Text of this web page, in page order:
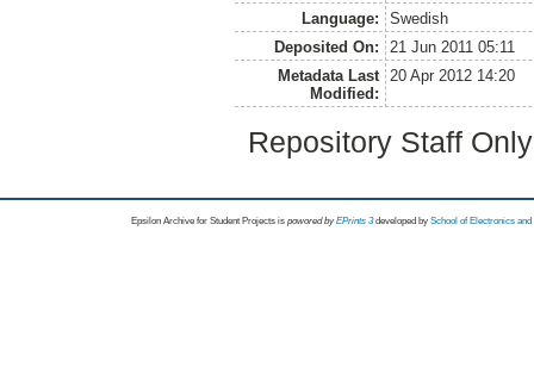
Language:
Swedish
Deposited On:
21 Jun 2011 05:11
Metadata Last
Modified:
20 Apr 2012 14:20
Repository Staff
Epsilon Archive for Student Projects is powored byEPrints 3 developed by School of Electronics